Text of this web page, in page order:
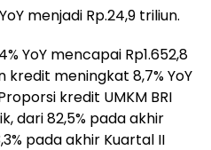
menjadi Rp.24,9 triliun.
YoY mencapai Rp1.652,8
meningkat 8,7% YoY
kredit UMKM BRI
dari 82,5% pada akhir
pada akhir Kuartal II